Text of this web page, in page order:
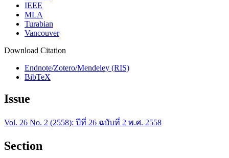
IEEE
MLA
Turabian
Vancouver
Download Citation
Endnote/Zotero/Mendeley (RIS)
BibTeX
Issue
Vol. 26 No. 2 (2558): ปีที่ 26 ฉบับที่ 2 พ.ศ. 2558
Section